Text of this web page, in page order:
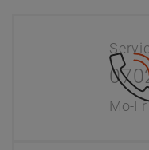
Mo-